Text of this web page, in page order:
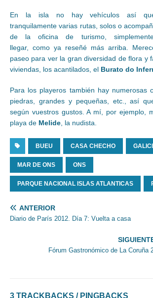
En la isla no hay vehículos así
tranquilamente varias rutas, solos o
de la oficina de turismo,
llegar, como ya reseñé más arriba.
paseo para ver la gran diversidad de flora y
viviendas, los acantilados, el Burato do
Para los playeros también hay numerosas
piedras, grandes y pequeñas, etc., así
según vuestros gustos. A mí, por ejemplo,
playa de Melide, la nudista.
BUEU CASA CHECHO
MAR DE ONS ONS
PARQUE NACIONAL ISLAS ATLANTICAS
ANTERIOR
Diario de París 2012. Día 7: Vuelta a casa
Fórum Gastronómico de La Coruña
3 TRACKBACKS / PINGBACKS